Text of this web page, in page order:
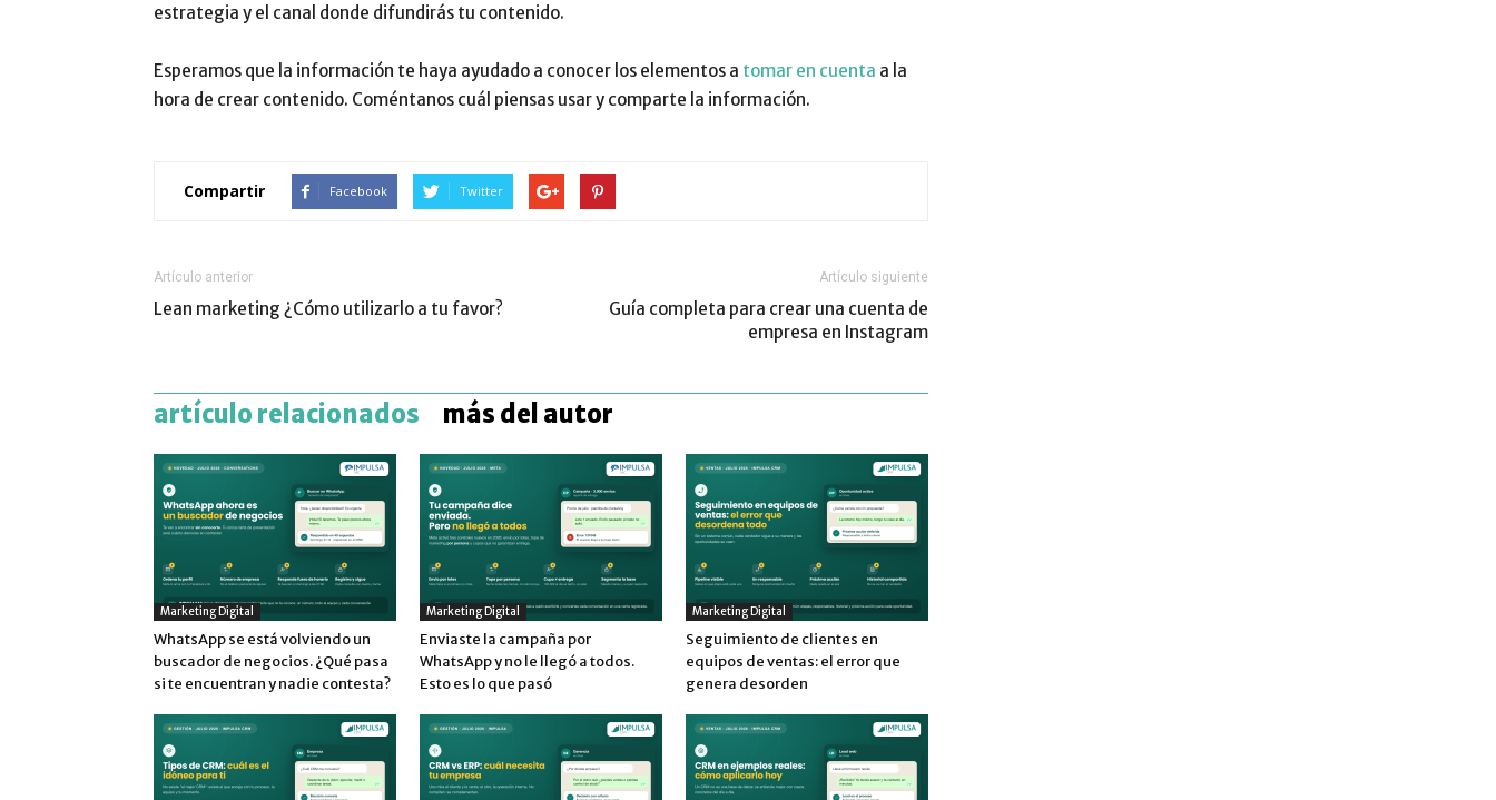
estrategia y el canal donde difundirás tu contenido.
Esperamos que la información te haya ayudado a conocer los elementos a tomar en cuenta a la
hora de crear contenido. Coméntanos cuál piensas usar y comparte la información.
Compartir Facebook Twitter
Artículo anterior
Lean marketing ¿Cómo utilizarlo a tu favor?
Artículo siguiente
Guía completa para crear una cuenta de
empresa en Instagram
artículo relacionados más del autor
Marketing Digital
WhatsApp se está volviendo un
buscador de negocios. ¿Qué pasa
si te encuentran y nadie contesta?
Marketing Digital
Enviaste la campaña por
WhatsApp y no le llegó a todos.
Esto es lo que pasó
Marketing Digital
Seguimiento de clientes en
equipos de ventas: el error que
genera desorden